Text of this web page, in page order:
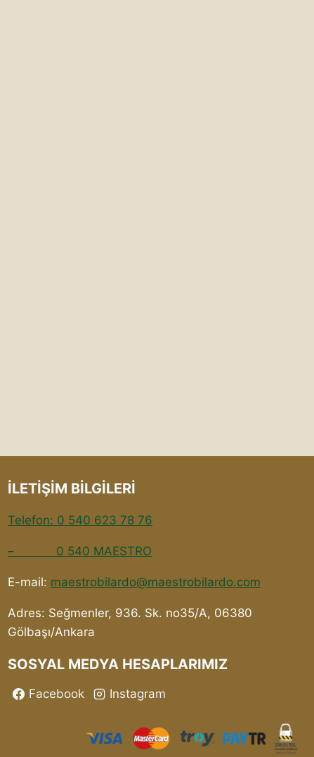
İLETİŞİM BİLGİLERİ
Telefon: 0 540 623 78 76
– 0 540 MAESTRO
E-mail: maestrobilardo@maestrobilardo.com
Adres: Seğmenler, 936. Sk. no35/A, 06380
Gölbaşı/Ankara
SOSYAL MEDYA HESAPLARIMIZ
Facebook Instagram